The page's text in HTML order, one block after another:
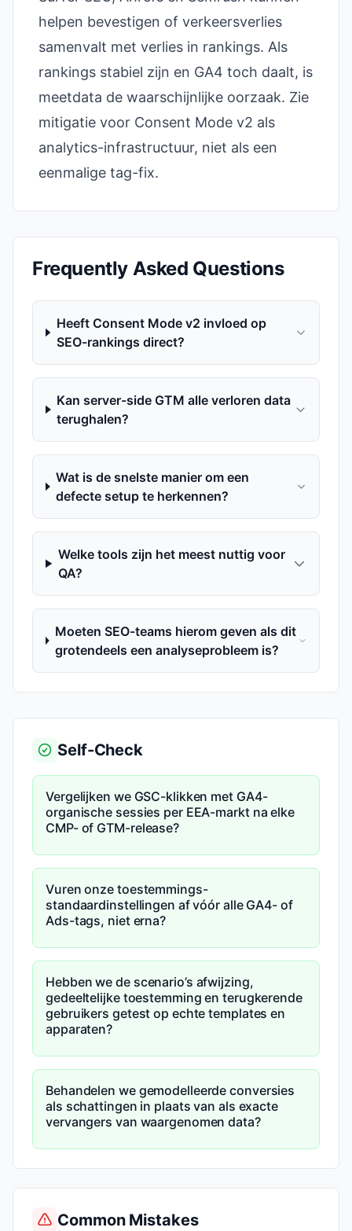
helpen bevestigen of verkeersverlies
samenvalt met verlies in rankings. Als
rankings stabiel zijn en GA4 toch daalt, is
meetdata de waarschijnlijke oorzaak. Zie
mitigatie voor Consent Mode v2 als
analytics-infrastructuur, niet als een
eenmalige tag-fix.
Frequently Asked Questions
Heeft Consent Mode v2 invloed op
SEO-rankings direct?
Kan server-side GTM alle verloren data
terughalen?
Wat is de snelste manier om een
defecte setup te herkennen?
Welke tools zijn het meest nuttig voor
QA?
Moeten SEO-teams hierom geven als dit
grotendeels een analyseprobleem is?
Self-Check
Vergelijken we GSC-klikken met GA4-
organische sessies per EEA-markt na elke
CMP- of GTM-release?
Vuren onze toestemmings-
standaardinstellingen af vóór alle GA4- of
Ads-tags, niet erna?
Hebben we de scenario’s afwijzing,
gedeeltelijke toestemming en terugkerende
gebruikers getest op echte templates en
apparaten?
Behandelen we gemodelleerde conversies
als schattingen in plaats van als exacte
vervangers van waargenomen data?
Common Mistakes